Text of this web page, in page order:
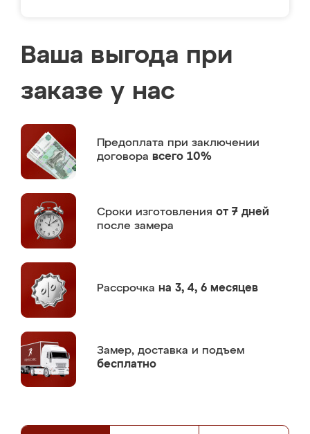
Ваша выгода при
заказе у нас
Предоплата при заключении
договора всего 10%
Сроки изготовления от 7 дней
после замера
Рассрочка на 3, 4, 6 месяцев
Замер, доставка и подъем
бесплатно